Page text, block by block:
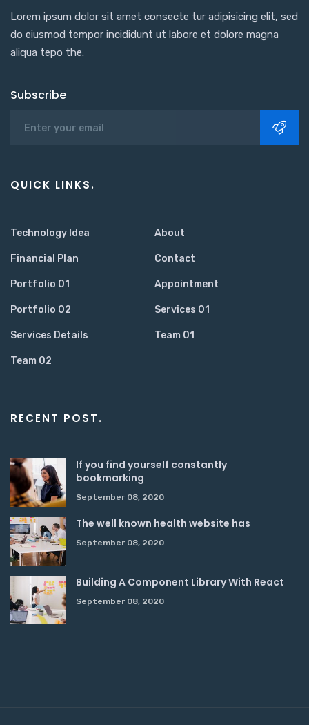
Lorem ipsum dolor sit amet consecte tur adipisicing elit, sed
do eiusmod tempor incididunt ut labore et dolore magna
aliqua tepo the.
Subscribe
QUICK LINKS.
Technology Idea About
Financial Plan Contact
Portfolio 01 Appointment
Portfolio 02 Services 01
Services Details Team 01
Team 02
RECENT POST.
If you find yourself constantly
bookmarking
September 08, 2020
The well known health website has
September 08, 2020
Building A Component Library With React
September 08, 2020